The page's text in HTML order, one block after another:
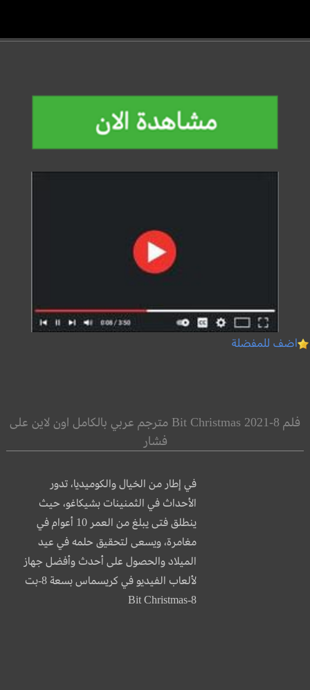
اضف للمفضلة
فلم 8-Bit Christmas 2021 مترجم عربي بالكامل اون لاين على
فشار
في إطار من الخيال والكوميديا، تدور
الأحداث في الثمنينات بشيكاغو، حيث
ينطلق فتى يبلغ من العمر 10 أعوام في
مغامرة، ويسعى لتحقيق حلمه في عيد
الميلاد والحصول على أحدث وأفضل جهاز
لألعاب الفيديو في كريسماس بسعة 8-بت
8-Bit Christmas